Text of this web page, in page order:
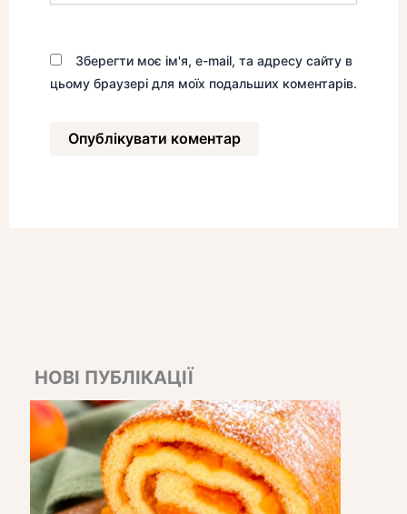
Зберегти моє ім'я, e-mail, та адресу сайту в
цьому браузері для моїх подальших коментарів.
НОВІ ПУБЛІКАЦІЇ